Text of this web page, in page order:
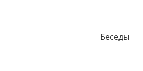
Беседы